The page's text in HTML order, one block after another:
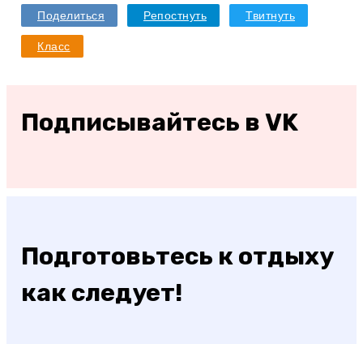
Поделиться Репостнуть Твитнуть
Класс
Подписывайтесь в VK
Подготовьтесь к отдыху
как следует!